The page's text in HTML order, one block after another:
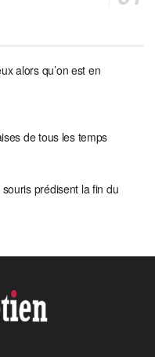
alors qu’on est en
de tous les temps
prédisent la fin du